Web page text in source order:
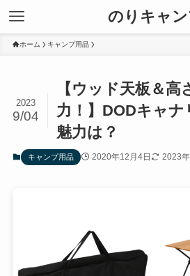
のりキャ
ホーム キャンプ用品
【ウッド天板＆高
力！】DODキャ
魅力は？
2023
9/04
キャンプ用品 2020年12月4日 2023